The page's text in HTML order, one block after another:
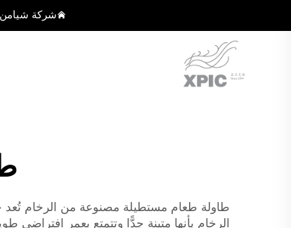
شركة شيامن
طاولة طعام مستطيلة مصنوعة من الرخام تُعد
الرخام بأنها متينة جدًّا وتتمتع بعمر